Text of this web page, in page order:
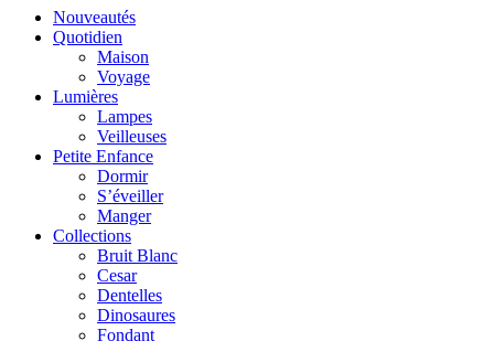
Nouveautés
Quotidien
Maison
Voyage
Lumières
Lampes
Veilleuses
Petite Enfance
Dormir
S’éveiller
Manger
Collections
Bruit Blanc
Cesar
Dentelles
Dinosaures
Fondant